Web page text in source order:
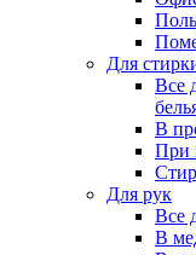
Для
Все
В
При
Для рук
Все
В